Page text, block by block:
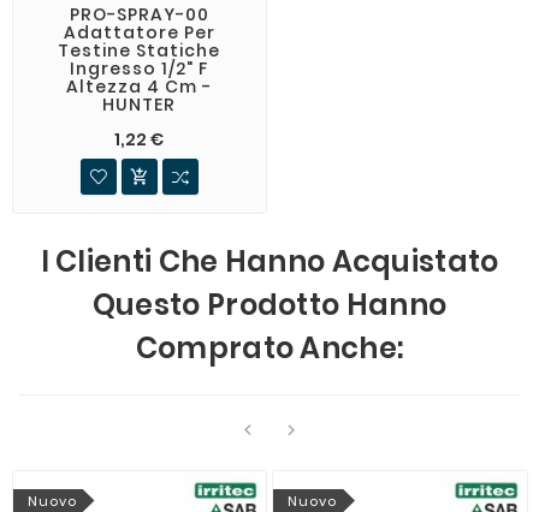
PRO-SPRAY-00
Adattatore Per
Testine Statiche
Ingresso 1/2" F
Altezza 4 Cm -
HUNTER
1,22 €

I Clienti Che Hanno Acquistato
Questo Prodotto Hanno
Comprato Anche:
 
Nuovo Nuovo